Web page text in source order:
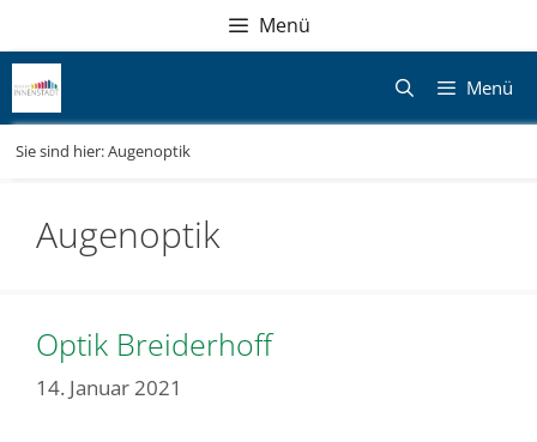
springen
Navigation
springen
Menü
Menü
Sie sind hier:Augenoptik
Augenoptik
Optik Breiderhoff
14. Januar 2021